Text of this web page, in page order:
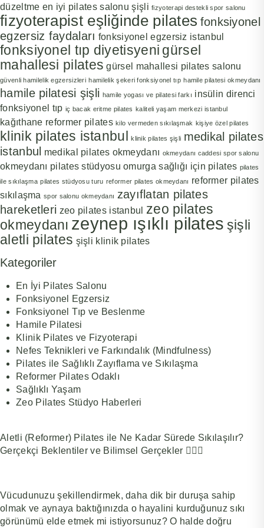
düzeltme en iyi pilates salonu şişli fizyoterapi destekli spor salonu
fizyoterapist eşliğinde pilates fonksiyonel
egzersiz faydaları fonksiyonel egzersiz istanbul
fonksiyonel tıp diyetisyeni gürsel
mahallesi pilates gürsel mahallesi pilates salonu
güvenli hamilelik egzersizleri hamilelik şekeri fonksiyonel tıp hamile pilatesi okmeydanı
hamile pilatesi şişli hamile yogası ve pilatesi farkı insülin direnci
fonksiyonel tıp iç bacak eritme pilates kaliteli yaşam merkezi istanbul
kağıthane reformer pilates kilo vermeden sıkılaşmak kişiye özel pilates
klinik pilates istanbul klinik pilates şişli medikal pilates
istanbul medikal pilates okmeydanı okmeydanı caddesi spor salonu
okmeydanı pilates stüdyosu omurga sağlığı için pilates pilates
ile sıkılaşma pilates stüdyosu turu reformer pilates okmeydanı reformer pilates
sıkılaşma spor salonu okmeydanı zayıflatan pilates
hareketleri zeo pilates istanbul zeo pilates
okmeydanı zeynep ışıklı pilates şişli
aletli pilates şişli klinik pilates
Kategoriler
En İyi Pilates Salonu
Fonksiyonel Egzersiz
Fonksiyonel Tıp ve Beslenme
Hamile Pilatesi
Klinik Pilates ve Fizyoterapi
Nefes Teknikleri ve Farkındalık (Mindfulness)
Pilates ile Sağlıklı Zayıflama ve Sıkılaşma
Reformer Pilates Odaklı
Sağlıklı Yaşam
Zeo Pilates Stüdyo Haberleri
Aletli (Reformer) Pilates ile Ne Kadar Sürede Sıkılaşılır?
Gerçekçi Beklentiler ve Bilimsel Gerçekler 🧘‍♀️✨
Vücudunuzu şekillendirmek, daha dik bir duruşa sahip
olmak ve aynaya baktığınızda o hayalini kurduğunuz sıkı
görünümü elde etmek mi istiyorsunuz? O halde doğru